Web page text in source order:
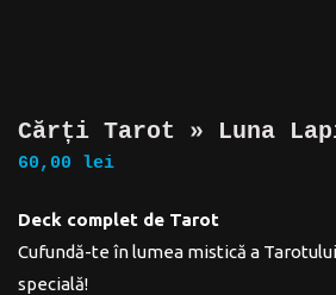
Cărți Tarot » Luna
60,00 lei
Deck complet de Tarot
Cufundă-te în lumea mistică a
specială!